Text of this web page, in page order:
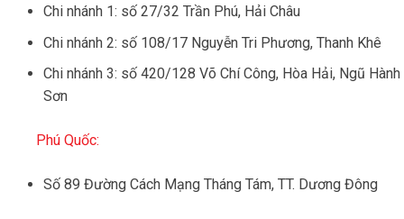
Chi nhánh 1: số 27/32 Trần Phú, Hải Châu
Chi nhánh 2: số 108/17 Nguyễn Tri Phương, Thanh Khê
Chi nhánh 3: số 420/128 Võ Chí Công, Hòa Hải, Ngũ Hành
Sơn
Phú Quốc:
Số 89 Đường Cách Mạng Tháng Tám, TT. Dương Đông